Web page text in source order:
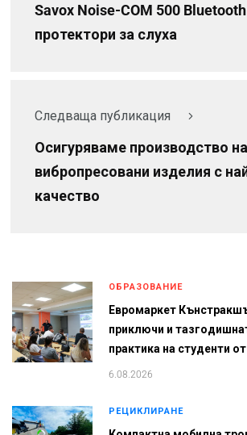
Savox Noise-COM 500 Bluetooth
протектори за слуха
Следваща публикация
Осигуряваме производство на
вибропресовани изделия с
качество
ОБРАЗОВАНИЕ
Евромаркет
приключи и
практика на студенти
6.08.2026
РЕЦИКЛИРАНЕ